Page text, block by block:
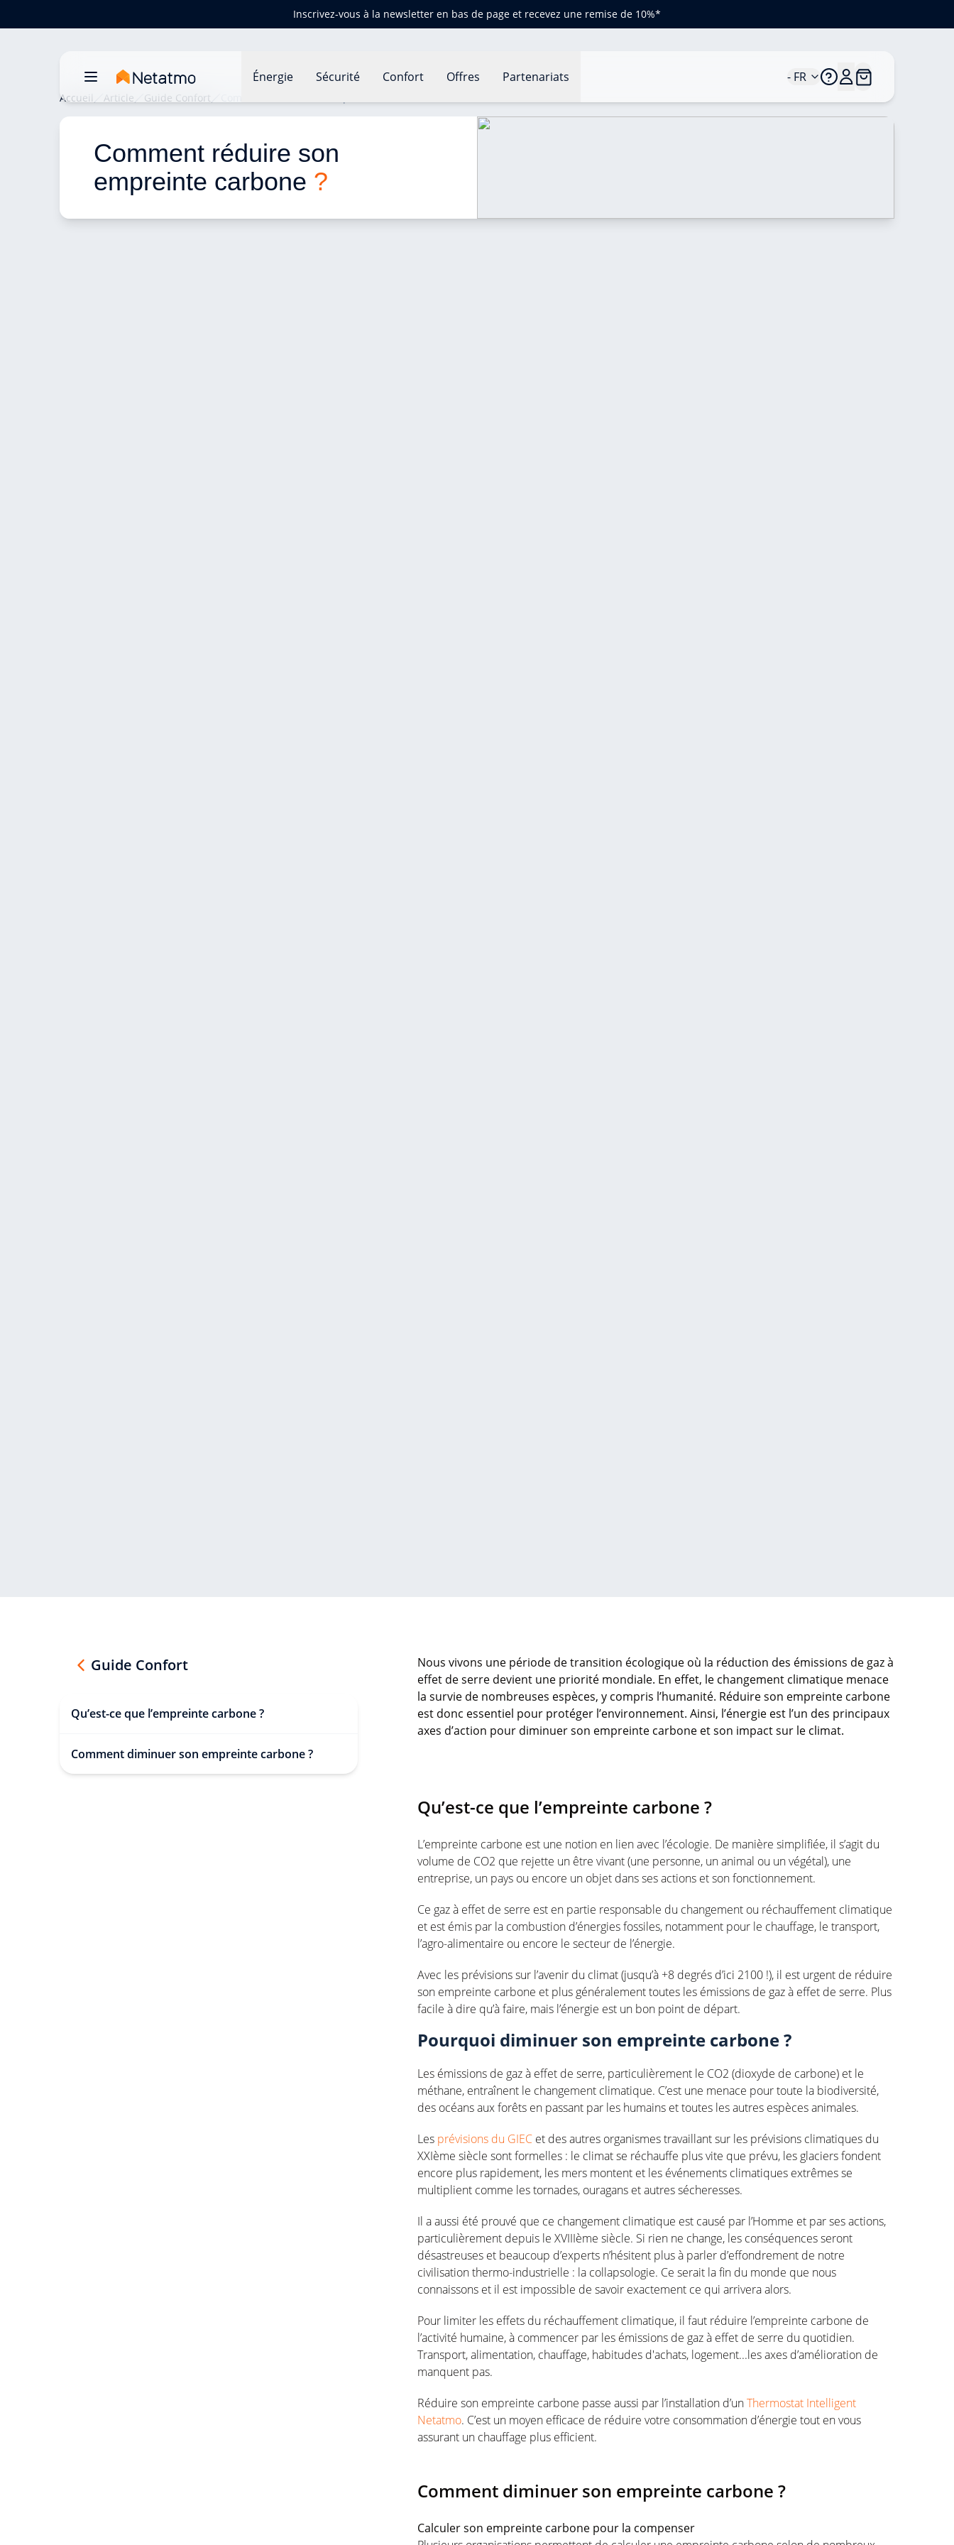
Inscrivez-vous à la newsletter en bas de page et recevez une remise de 10%*
Énergie Sécurité Confort Offres Partenariats - FR
Accueil Article Guide Confort
Comment réduire son
empreinte carbone ?
Guide Confort
Qu’est-ce que l’empreinte carbone ?
Comment diminuer son empreinte carbone ?
Nous vivons une période de transition écologique où la réduction des émissions de gaz à
effet de serre devient une priorité mondiale. En effet, le changement climatique menace
la survie de nombreuses espèces, y compris l’humanité. Réduire son empreinte carbone
est donc essentiel pour protéger l’environnement. Ainsi, l’énergie est l’un des principaux
axes d’action pour diminuer son empreinte carbone et son impact sur le climat.
Qu’est-ce que l’empreinte carbone ?
L’empreinte carbone est une notion en lien avec l’écologie. De manière simplifiée, il s’agit du
volume de CO2 que rejette un être vivant (une personne, un animal ou un végétal), une
entreprise, un pays ou encore un objet dans ses actions et son fonctionnement.
Ce gaz à effet de serre est en partie responsable du changement ou réchauffement climatique
et est émis par la combustion d’énergies fossiles, notamment pour le chauffage, le transport,
l’agro-alimentaire ou encore le secteur de l’énergie.
Avec les prévisions sur l’avenir du climat (jusqu’à +8 degrés d’ici 2100 !), il est urgent de réduire
son empreinte carbone et plus généralement toutes les émissions de gaz à effet de serre. Plus
facile à dire qu’à faire, mais l’énergie est un bon point de départ.
Pourquoi diminuer son empreinte carbone ?
Les émissions de gaz à effet de serre, particulièrement le CO2 (dioxyde de carbone) et le
méthane, entraînent le changement climatique. C’est une menace pour toute la biodiversité,
des océans aux forêts en passant par les humains et toutes les autres espèces animales.
Les prévisions du GIEC et des autres organismes travaillant sur les prévisions climatiques du
XXIème siècle sont formelles : le climat se réchauffe plus vite que prévu, les glaciers fondent
encore plus rapidement, les mers montent et les événements climatiques extrêmes se
multiplient comme les tornades, ouragans et autres sécheresses.
Il a aussi été prouvé que ce changement climatique est causé par l’Homme et par ses actions,
particulièrement depuis le XVIIIème siècle. Si rien ne change, les conséquences seront
désastreuses et beaucoup d’experts n’hésitent plus à parler d’effondrement de notre
civilisation thermo-industrielle : la collapsologie. Ce serait la fin du monde que nous
connaissons et il est impossible de savoir exactement ce qui arrivera alors.
Pour limiter les effets du réchauffement climatique, il faut réduire l’empreinte carbone de
l’activité humaine, à commencer par les émissions de gaz à effet de serre du quotidien.
Transport, alimentation, chauffage, habitudes d'achats, logement...les axes d’amélioration de
manquent pas.
Réduire son empreinte carbone passe aussi par l’installation d’unThermostat Intelligent
Netatmo. C’est un moyen efficace de réduire votre consommation d’énergie tout en vous
assurant un chauffage plus efficient.
Comment diminuer son empreinte carbone ?
Calculer son empreinte carbone pour la compenser